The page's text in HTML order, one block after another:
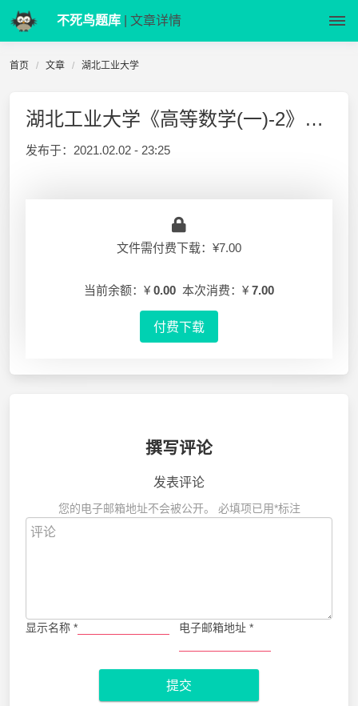
不死鸟题库 | 文章详情
首页 文章 湖北工业大学
湖北工业大学《高等数学(一)-2》2017-2018-2 期末试卷
发布于： 2021.02.02 - 23:25
文件需付费下载：¥7.00
当前余额：¥ 0.00 本次消费：¥ 7.00
付费下载
撰写评论
发表评论
您的电子邮箱地址不会被公开。 必填项已用*标注
显示名称 * 电子邮箱地址 *
提交